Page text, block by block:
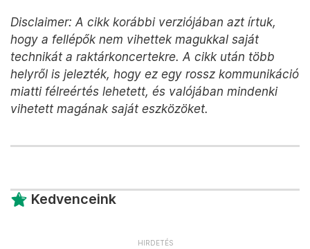
Disclaimer: A cikk korábbi verziójában azt írtuk,
hogy a fellépők nem vihettek magukkal saját
technikát a raktárkoncertekre. A cikk után több
helyről is jelezték, hogy ez egy rossz kommunikáció
miatti félreértés lehetett, és valójában mindenki
vihetett magának saját eszközöket.
Kedvenceink